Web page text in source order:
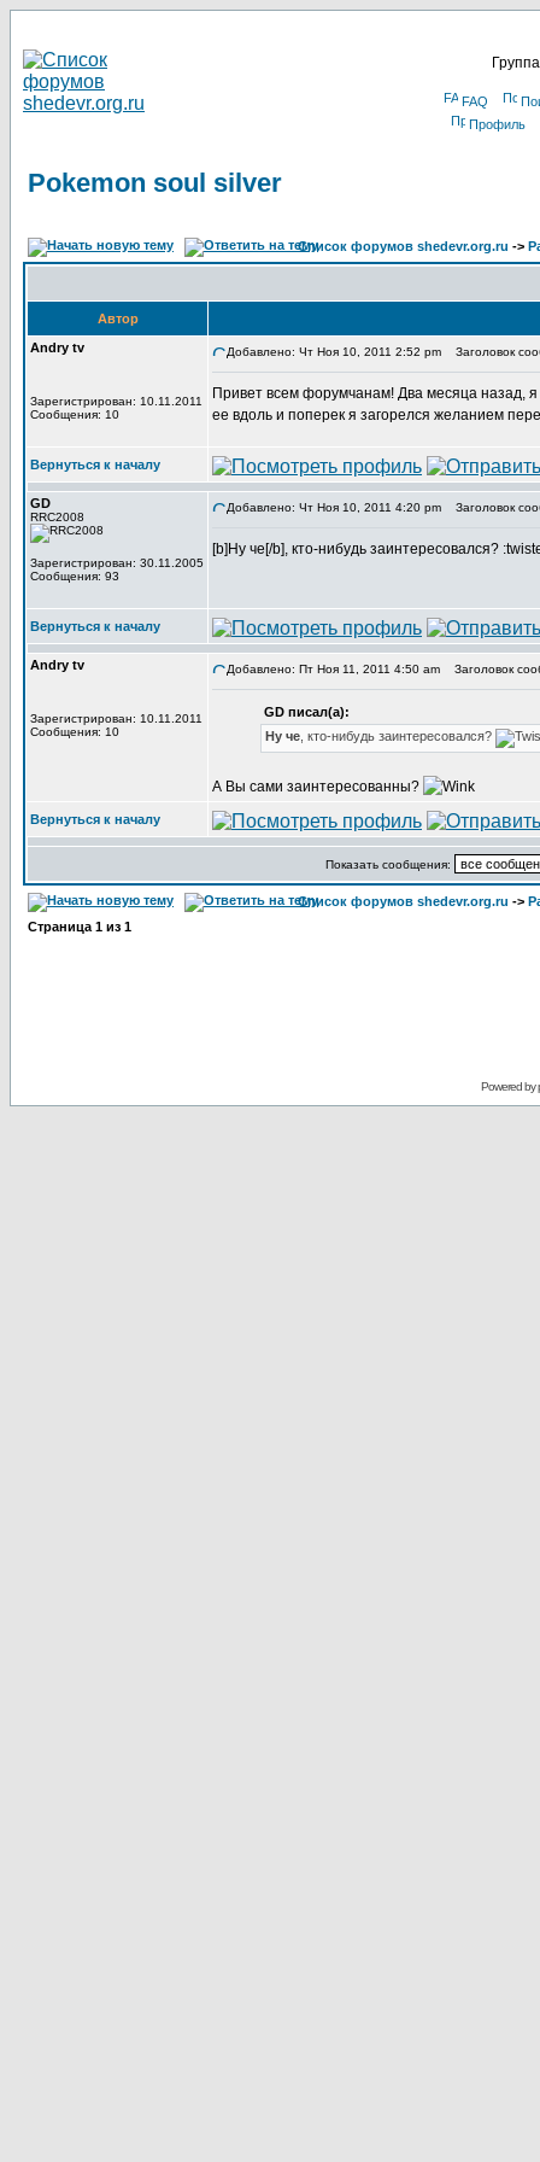
FAQ
Профиль
Pokemon soul silver
Список форумов shedevr.org.ru ->
Автор
Andry tv
Зарегистрирован: 10.11.2011
Сообщения: 10
Добавлено: Чт Ноя 10, 2011 2:52 pm Заголовок
Привет всем форумчанам! Два месяца назад,
ее вдоль и поперек я загорелся желанием
Вернуться к началу
GD
RRC2008
Зарегистрирован: 30.11.2005
Сообщения: 93
Добавлено: Чт Ноя 10, 2011 4:20 pm Заголовок
[b]Ну че[/b], кто-нибудь заинтересовался?
Вернуться к началу
Andry tv
Зарегистрирован: 10.11.2011
Сообщения: 10
Добавлено: Пт Ноя 11, 2011 4:50 am Заголовок
GD писал(а):
Ну че , кто-нибудь заинтересовался?
А Вы сами заинтересованны?
Вернуться к началу
Показать сообщения:
Список форумов shedevr.org.ru ->
Страница 1 из 1
Powered by